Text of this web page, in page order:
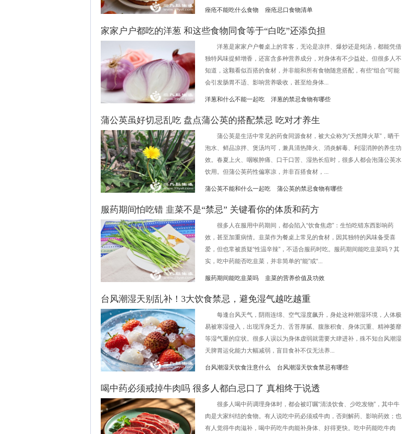
痤疮不能吃什么食物 痤疮忌口食物清单
家家户户都吃的洋葱 和这些食物同食等于“白吃”还添负担
洋葱是家家户户餐桌上的常客，无论是凉拌、爆炒还是炖汤，都能凭借
独特风味提鲜增香，还富含多种营养成分，对身体有不少益处。但很多人不
知道，这颗看似百搭的食材，并非能和所有食物随意搭配，有些“组合”可能
会引发肠胃不适、影响营养吸收，甚至给身体...
洋葱和什么不能一起吃 洋葱的禁忌食物有哪些
蒲公英虽好切忌乱吃 盘点蒲公英的搭配禁忌 吃对才养生
蒲公英是生活中常见的药食同源食材，被大众称为“天然降火草”，晒干
泡水、鲜品凉拌、煲汤均可，兼具清热降火、消炎解毒、利湿消肿的养生功
效。春夏上火、咽喉肿痛、口干口苦、湿热长痘时，很多人都会泡蒲公英水
饮用。但蒲公英药性偏寒凉，并非百搭食材，...
蒲公英不能和什么一起吃 蒲公英的禁忌食物有哪些
服药期间怕吃错 韭菜不是“禁忌” 关键看你的体质和药方
很多人在服用中药期间，都会陷入“饮食焦虑”：生怕吃错东西影响药
效，甚至加重病情。韭菜作为餐桌上常见的食材，因其独特的风味备受喜
爱，但也常被质疑“性温辛辣”，不适合服药时吃。服药期间能吃韭菜吗？其
实，吃中药能否吃韭菜，并非简单的“能”或“...
服药期间能吃韭菜吗 韭菜的营养价值及功效
台风潮湿天别乱补！3大饮食禁忌，避免湿气越吃越重
每逢台风天气，阴雨连绵、空气湿度飙升，身处这种潮湿环境，人体极
易被寒湿侵入，出现浑身乏力、舌苔厚腻、腹胀积食、身体沉重、精神萎靡
等湿气重的症状。很多人误以为身体虚弱就需要大肆进补，殊不知台风潮湿
天脾胃运化能力大幅减弱，盲目食补不仅无法养...
台风潮湿天饮食注意什么 台风潮湿天饮食禁忌有哪些
喝中药必须戒掉牛肉吗 很多人都白忌口了 真相终于说透
很多人喝中药调理身体时，都会被叮嘱“清淡饮食、少吃发物”，其中牛
肉是大家纠结的食物。有人说吃中药必须戒牛肉，否则解药、影响药效；也
有人觉得牛肉滋补，喝中药吃牛肉能补身体、好得更快。吃中药能吃牛肉